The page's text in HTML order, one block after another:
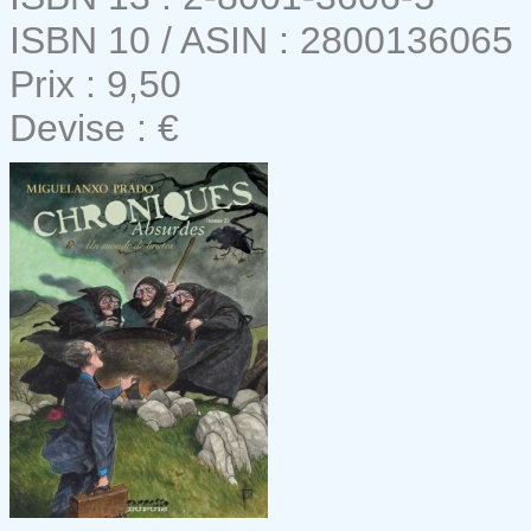
ISBN 10 / ASIN : 2800136065
Prix : 9,50
Devise : €